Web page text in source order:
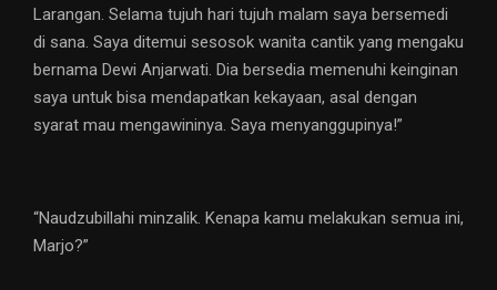
Larangan. Selama tujuh hari tujuh malam saya bersemedi
di sana. Saya ditemui sesosok wanita cantik yang mengaku
bernama Dewi Anjarwati. Dia bersedia memenuhi keinginan
saya untuk bisa mendapatkan kekayaan, asal dengan
syarat mau mengawininya. Saya menyanggupinya!”
“Naudzubillahi minzalik. Kenapa kamu melakukan semua ini,
Marjo?”